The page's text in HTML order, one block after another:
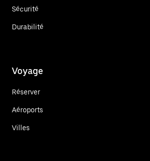
Sécurité
Durabilité
Voyage
Réserver
Aéroports
Villes